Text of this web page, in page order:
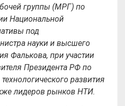
группы (МРГ) по
Национальной
под
науки и высшего
Фалькова, при участии
Президента РФ по
развития
лидеров рынков НТИ.